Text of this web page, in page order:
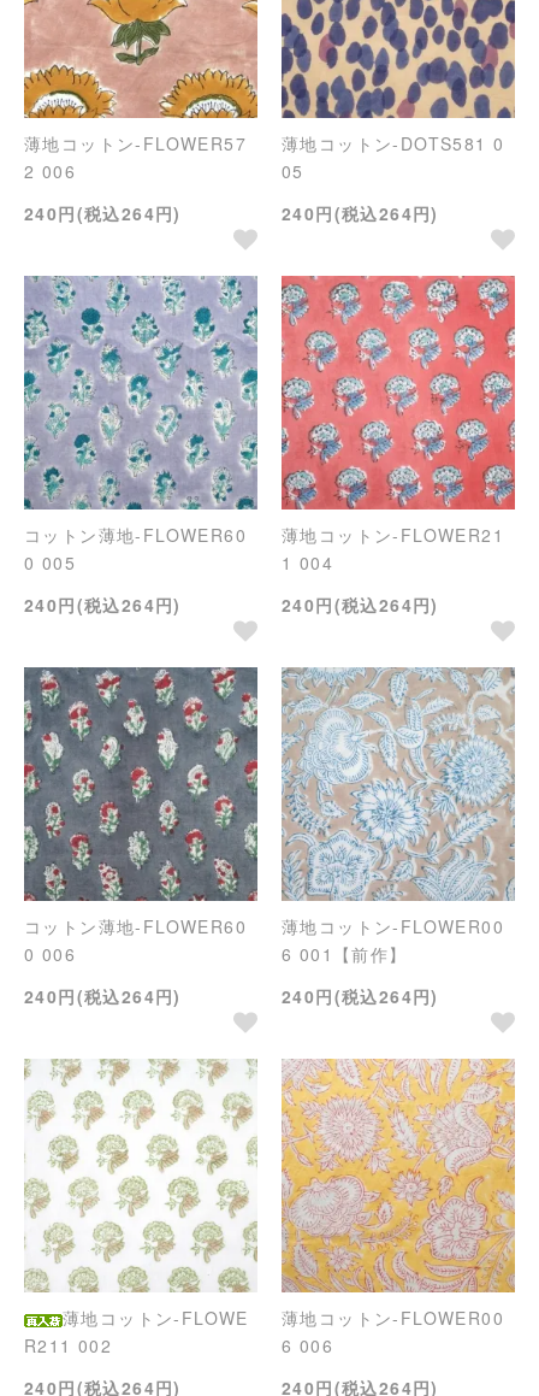
薄地コットン-FLOWER57
2 006
240円(税込264円)
薄地コットン-DOTS581 0
05
240円(税込264円)
コットン薄地-FLOWER60
0 005
240円(税込264円)
薄地コットン-FLOWER21
1 004
240円(税込264円)
コットン薄地-FLOWER60
0 006
240円(税込264円)
薄地コットン-FLOWER00
6 001【前作】
240円(税込264円)
薄地コットン-FLOWE
R211 002
240円(税込264円)
薄地コットン-FLOWER00
6 006
240円(税込264円)